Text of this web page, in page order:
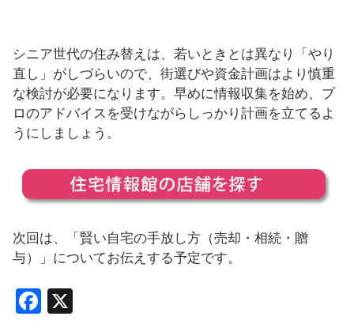
シニア世代の住み替えは、若いときとは異なり「やり
直し」がしづらいので、街選びや資金計画はより慎重
な検討が必要になります。早めに情報収集を始め、プ
ロのアドバイスを受けながらしっかり計画を立てるよ
うにしましょう。
次回は、「賢い自宅の手放し方（売却・相続・贈
与）」についてお伝えする予定です。
F